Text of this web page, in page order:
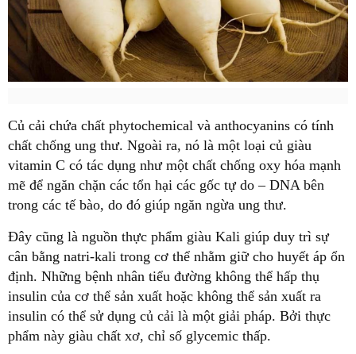
Củ cải chứa chất phytochemical và anthocyanins có tính
chất chống ung thư. Ngoài ra, nó là một loại củ giàu
vitamin C có tác dụng như một chất chống oxy hóa mạnh
mẽ để ngăn chặn các tổn hại các gốc tự do – DNA bên
trong các tế bào, do đó giúp ngăn ngừa ung thư.
Đây cũng là nguồn thực phẩm giàu Kali giúp duy trì sự
cân bằng natri-kali trong cơ thể nhằm giữ cho huyết áp ổn
định. Những bệnh nhân tiểu đường không thể hấp thụ
insulin của cơ thể sản xuất hoặc không thể sản xuất ra
insulin có thể sử dụng củ cải là một giải pháp. Bởi thực
phẩm này giàu chất xơ, chỉ số glycemic thấp.